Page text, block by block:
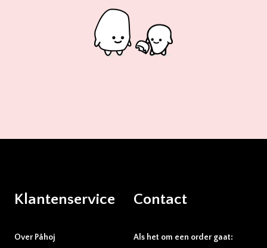
Klantenservice
Over Påhoj
Contact
Als het om een order gaat: